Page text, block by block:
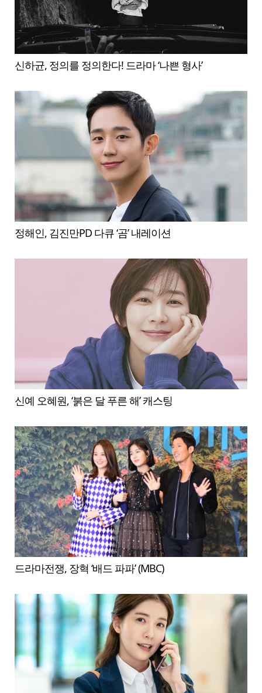
신하균, 정의를 정의한다! 드라마 ‘나쁜 형사’
정해인, 김진만PD 다큐 ‘곰’ 내레이션
신예 오혜원, ‘붉은 달 푸른 해’ 캐스팅
드라마전쟁, 장혁 ‘배드 파파’ (MBC)